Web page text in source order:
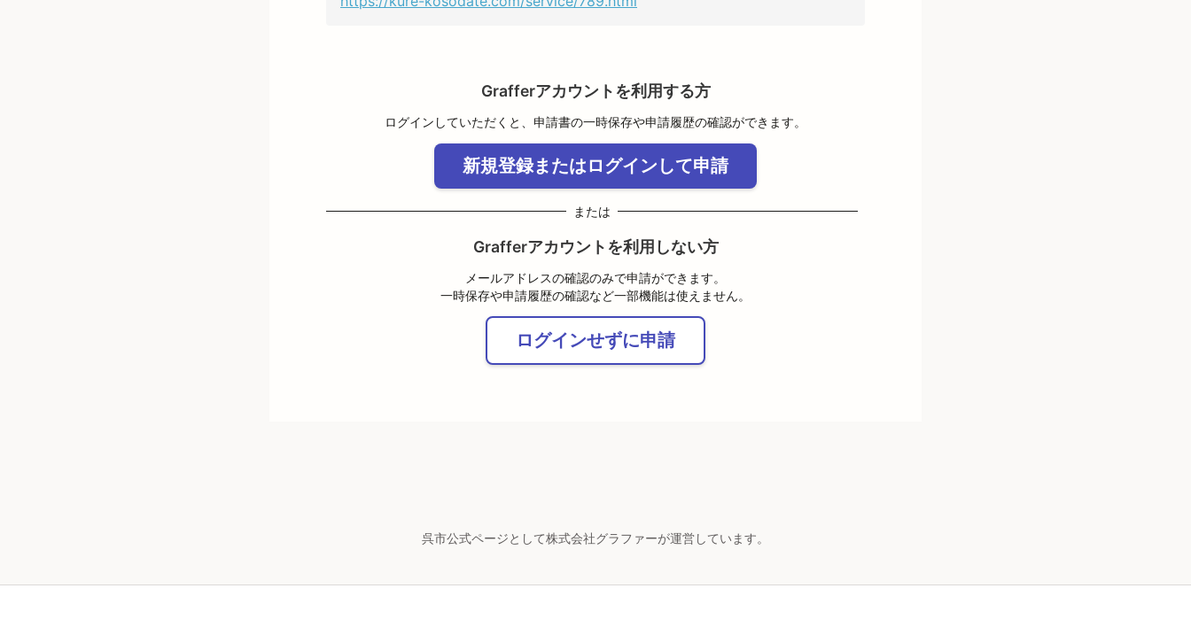
Grafferアカウントを利用する方
ログインしていただくと、申請書の一時保存や申請履歴の確認ができます。
新規登録またはログインして申請
または
Grafferアカウントを利用しない方
メールアドレスの確認のみで申請ができます。
一時保存や申請履歴の確認など一部機能は使えません。
ログインせずに申請
呉市公式ページとして株式会社グラファーが運営しています。